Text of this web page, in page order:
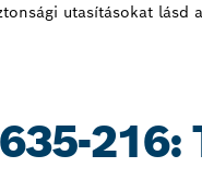
utasításokat